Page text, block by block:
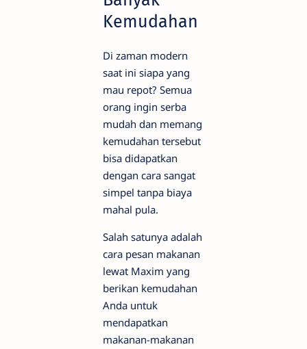
Kemudahan
Di zaman modern
saat ini siapa yang
mau repot? Semua
orang ingin serba
mudah dan memang
kemudahan tersebut
bisa didapatkan
dengan cara sangat
simpel tanpa biaya
mahal pula.
Salah satunya adalah
cara pesan makanan
lewat Maxim yang
berikan kemudahan
Anda untuk
mendapatkan
makanan-makanan